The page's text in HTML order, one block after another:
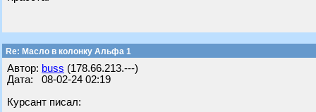
Re: Масло в колонку Альфа 1
Автор: buss (178.66.213.---)
Дата: 08-02-24 02:19
Курсант писал: